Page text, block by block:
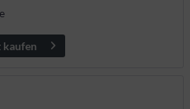
kaufen